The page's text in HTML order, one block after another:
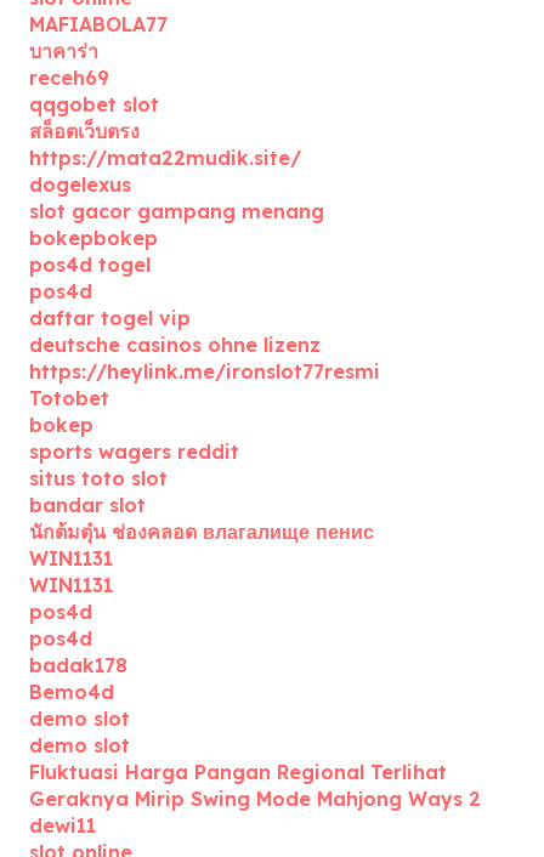
MAFIABOLA77
บาคาร่า
receh69
qqgobet slot
สล็อตเว็บตรง
https://mata22mudik.site/
dogelexus
slot gacor gampang menang
bokepbokep
pos4d togel
pos4d
daftar togel vip
deutsche casinos ohne lizenz
https://heylink.me/ironslot77resmi
Totobet
bokep
sports wagers reddit
situs toto slot
bandar slot
นักต้มตุ๋น ช่องคลอด влагалище пенис
WIN1131
WIN1131
pos4d
pos4d
badak178
Bemo4d
demo slot
demo slot
Fluktuasi Harga Pangan Regional Terlihat
Geraknya Mirip Swing Mode Mahjong Ways 2
dewi11
slot online